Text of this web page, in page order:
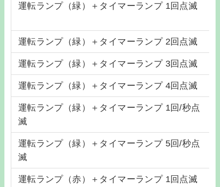
運転ランプ（緑）＋タイマーランプ 1回点滅
運転ランプ（緑）＋タイマーランプ 2回点滅
運転ランプ（緑）＋タイマーランプ 3回点滅
運転ランプ（緑）＋タイマーランプ 4回点滅
運転ランプ（緑）＋タイマーランプ 1回/秒点
滅
運転ランプ（緑）＋タイマーランプ 5回/秒点
滅
運転ランプ（赤）＋タイマーランプ 1回点滅